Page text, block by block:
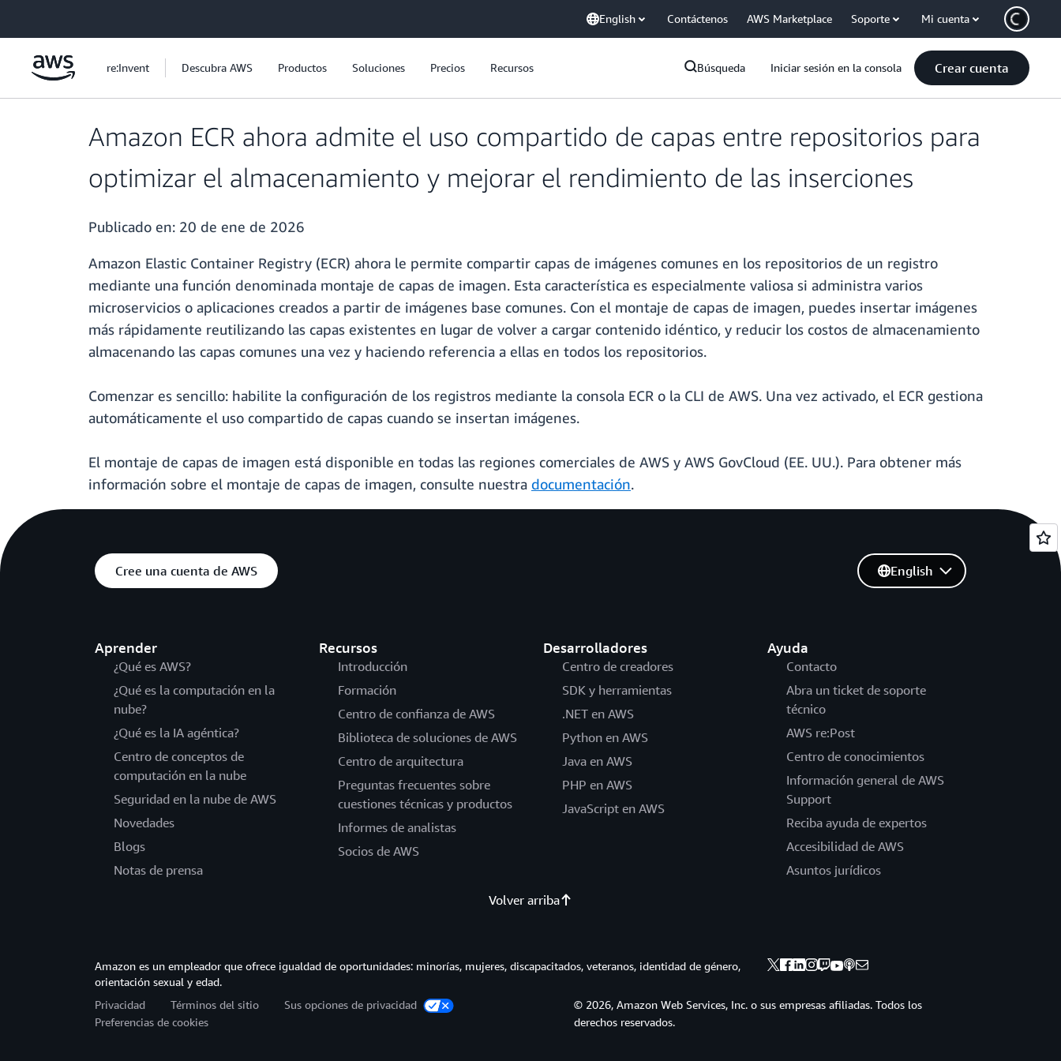
English Contáctenos AWS Marketplace Soporte Mi cuenta
re:Invent Descubra AWS Productos Soluciones Precios Recursos Búsqueda Iniciar sesión en la consola Crear cuenta
Amazon ECR ahora admite el uso compartido de capas entre repositorios para
optimizar el almacenamiento y mejorar el rendimiento de las inserciones
Publicado en: 20 de ene de 2026
Amazon Elastic Container Registry (ECR) ahora le permite compartir capas de imágenes comunes en los repositorios de un registro
mediante una función denominada montaje de capas de imagen. Esta característica es especialmente valiosa si administra varios
microservicios o aplicaciones creados a partir de imágenes base comunes. Con el montaje de capas de imagen, puedes insertar imágenes
más rápidamente reutilizando las capas existentes en lugar de volver a cargar contenido idéntico, y reducir los costos de almacenamiento
almacenando las capas comunes una vez y haciendo referencia a ellas en todos los repositorios.
Comenzar es sencillo: habilite la configuración de los registros mediante la consola ECR o la CLI de AWS. Una vez activado, el ECR gestiona
automáticamente el uso compartido de capas cuando se insertan imágenes.
El montaje de capas de imagen está disponible en todas las regiones comerciales de AWS y AWS GovCloud (EE. UU.). Para obtener más
información sobre el montaje de capas de imagen, consulte nuestra documentación.
Cree una cuenta de AWS
Aprender
¿Qué es AWS?
¿Qué es la computación en la
nube?
¿Qué es la IA agéntica?
Centro de conceptos de
computación en la nube
Seguridad en la nube de AWS
Novedades
Blogs
Notas de prensa
Recursos
Introducción
Formación
Centro de confianza de AWS
Biblioteca de soluciones de AWS
Centro de arquitectura
Preguntas frecuentes sobre
cuestiones técnicas y productos
Informes de analistas
Socios de AWS
Desarrolladores
Centro de creadores
SDK y herramientas
.NET en AWS
Python en AWS
Java en AWS
PHP en AWS
JavaScript en AWS
Ayuda
Contacto
Abra un ticket de soporte
técnico
AWS re:Post
Centro de conocimientos
Información general de AWS
Support
Reciba ayuda de expertos
Accesibilidad de AWS
Asuntos jurídicos
English
Volver arriba
Amazon es un empleador que ofrece igualdad de oportunidades: minorías, mujeres, discapacitados, veteranos, identidad de género,
orientación sexual y edad.
Privacidad
Términos del sitio
Sus opciones de privacidad
Preferencias de cookies
© 2026, Amazon Web Services, Inc. o sus empresas afiliadas. Todos los
derechos reservados.